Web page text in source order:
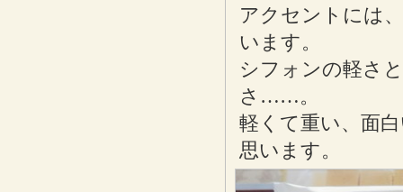
アクセントには
います。
シフォンの軽さ
さ……。
軽くて重い、面
思います。